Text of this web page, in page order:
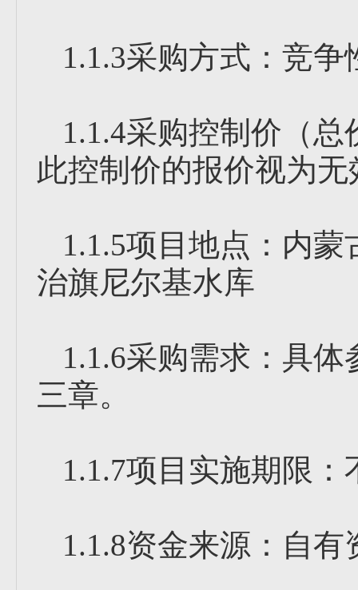
1.1.3采购方式：竞争
1.1.4采购控制价（
此控制价的报价视为
1.1.5项目地点：内
治旗尼尔基水库
1.1.6采购需求：具
三章。
1.1.7项目实施期限：
1.1.8资金来源：自有